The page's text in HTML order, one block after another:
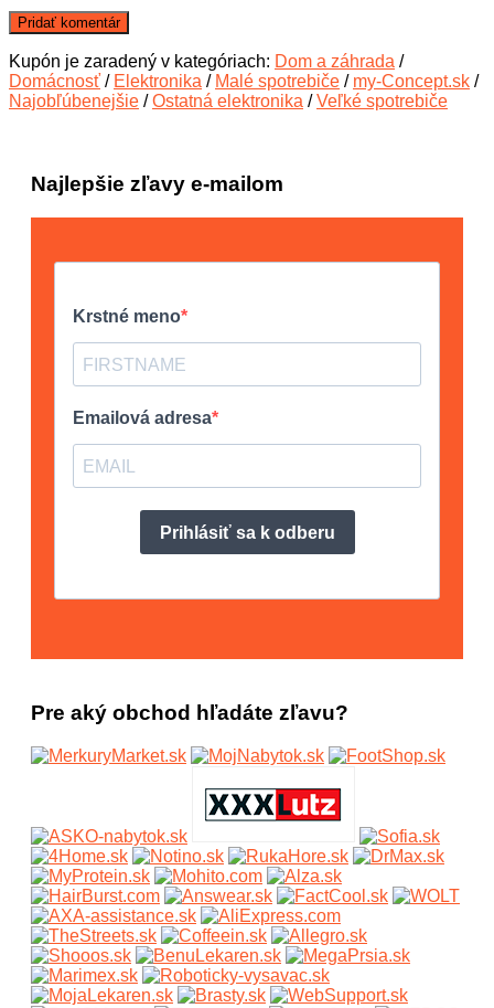
Kupón je zaradený v kategóriach: Dom a záhrada /
Domácnosť / Elektronika / Malé spotrebiče / my-Concept.sk /
Najobľúbenejšie /Ostatná elektronika /Veľké spotrebiče
Najlepšie zľavy e-mailom
Pre aký obchod hľadáte zľavu?